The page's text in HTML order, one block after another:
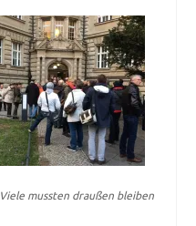
Viele mussten draußen bleiben